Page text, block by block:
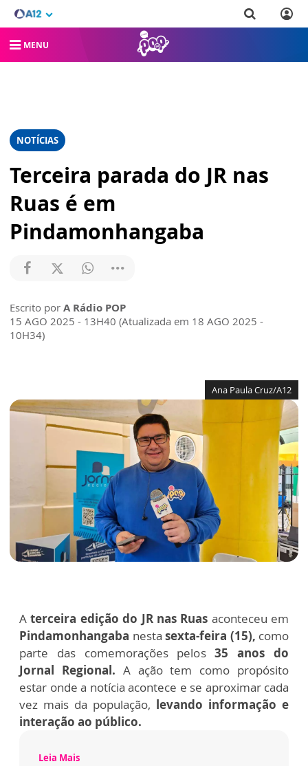
MENU
NOTÍCIAS
Terceira parada do JR nas
Ruas é em
Pindamonhangaba
Escrito por A Rádio POP
15 AGO 2025 - 13H40 (Atualizada em 18 AGO 2025 -
10H34)
Ana Paula Cruz/A12
Aterceira edição do JR nas Ruas aconteceu em
Pindamonhangaba nesta sexta-feira (15), como
parte das comemorações pelos35 anos do
Jornal Regional. A ação tem como propósito
estar onde a notícia acontece e se aproximar cada
vez mais da população, levando informação e
interação ao público.
Leia Mais